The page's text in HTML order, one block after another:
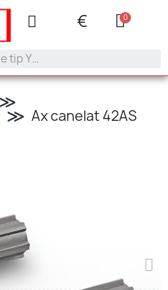
contact@tamunar.ro
€
Ax canelat 42AS